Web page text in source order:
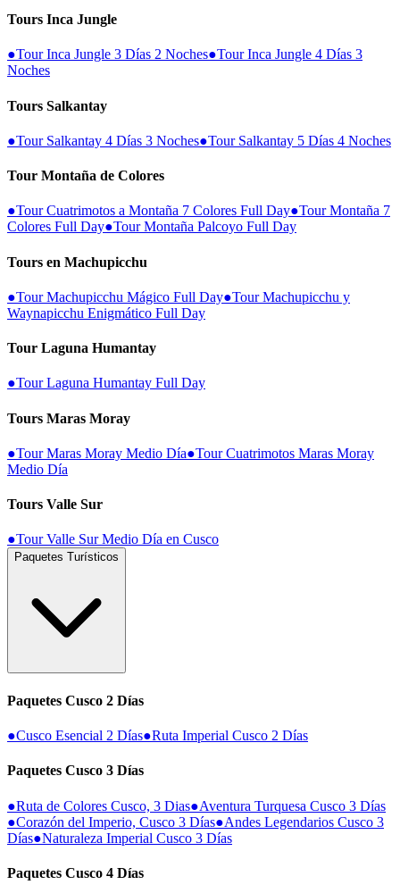
Tours Inca Jungle
●Tour Inca Jungle 3 Días 2 Noches●Tour Inca Jungle 4 Días 3
Noches
Tours Salkantay
●Tour Salkantay 4 Días 3 Noches●Tour Salkantay 5 Días 4 Noches
Tour Montaña de Colores
●Tour Cuatrimotos a Montaña 7 Colores Full Day●Tour Montaña 7
Colores Full Day●Tour Montaña Palcoyo Full Day
Tours en Machupicchu
●Tour Machupicchu Mágico Full Day●Tour Machupicchu y
Waynapicchu Enigmático Full Day
Tour Laguna Humantay
●Tour Laguna Humantay Full Day
Tours Maras Moray
●Tour Maras Moray Medio Día●Tour Cuatrimotos Maras Moray
Medio Día
Tours Valle Sur
●Tour Valle Sur Medio Día en Cusco
Paquetes Turísticos
Paquetes Cusco 2 Días
●Cusco Esencial 2 Días●Ruta Imperial Cusco 2 Días
Paquetes Cusco 3 Días
●Ruta de Colores Cusco, 3 Dias●Aventura Turquesa Cusco 3 Días
●Corazón del Imperio, Cusco 3 Días●Andes Legendarios Cusco 3
Días●Naturaleza Imperial Cusco 3 Días
Paquetes Cusco 4 Días